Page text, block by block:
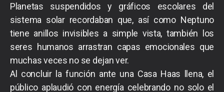
Planetas suspendidos y gráficos escolares del
sistema solar recordaban que, así como Neptuno
tiene anillos invisibles a simple vista, también los
seres humanos arrastran capas emocionales que
muchas veces no se dejan ver.
Al concluir la función ante una Casa Haas llena, el
público aplaudió con energía celebrando no solo el